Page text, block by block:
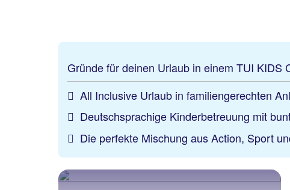
Gründe für deinen Urlaub in einem TUI KIDS
All Inclusive Urlaub in familiengerechten
Deutschsprachige Kinderbetreuung mit
Die perfekte Mischung aus Action, Sport